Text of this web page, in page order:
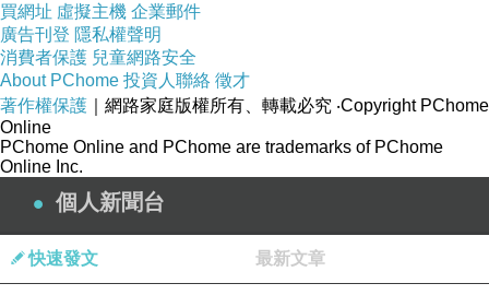
買網址 虛擬主機 企業郵件
廣告刊登 隱私權聲明
消費者保護 兒童網路安全
About PChome 投資人聯絡 徵才
著作權保護 ｜網路家庭版權所有、轉載必究 ‧Copyright PChome
Online
PChome Online and PChome are trademarks of PChome
Online Inc.
個人新聞台
快速發文 最新文章